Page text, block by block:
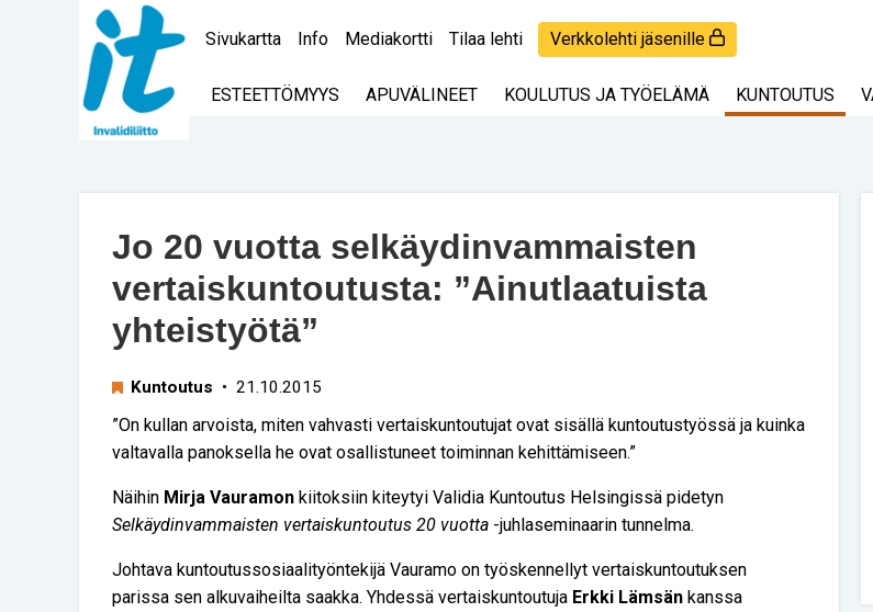
Sivukartta Info Mediakortti Tilaa lehti Verkkolehti jäsenille
ESTEETTÖMYYS APUVÄLINEET KOULUTUS JA TYÖELÄMÄ KUNTOUTUS
Jo 20 vuotta selkäydinvammaisten
vertaiskuntoutusta: ”Ainutlaatuista
yhteistyötä”
Kuntoutus • 21.10.2015
”On kullan arvoista, miten vahvasti vertaiskuntoutujat ovat sisällä kuntoutustyössä ja kuinka
valtavalla panoksella he ovat osallistuneet toiminnan kehittämiseen.”
Näihin Mirja Vauramon kiitoksiin kiteytyi Validia Kuntoutus Helsingissä pidetyn
Selkäydinvammaisten vertaiskuntoutus 20 vuotta -juhlaseminaarin tunnelma.
Johtava kuntoutussosiaalityöntekijä Vauramo on työskennellyt vertaiskuntoutuksen
parissa sen alkuvaiheilta saakka. Yhdessä vertaiskuntoutuja Erkki Lämsän kanssa